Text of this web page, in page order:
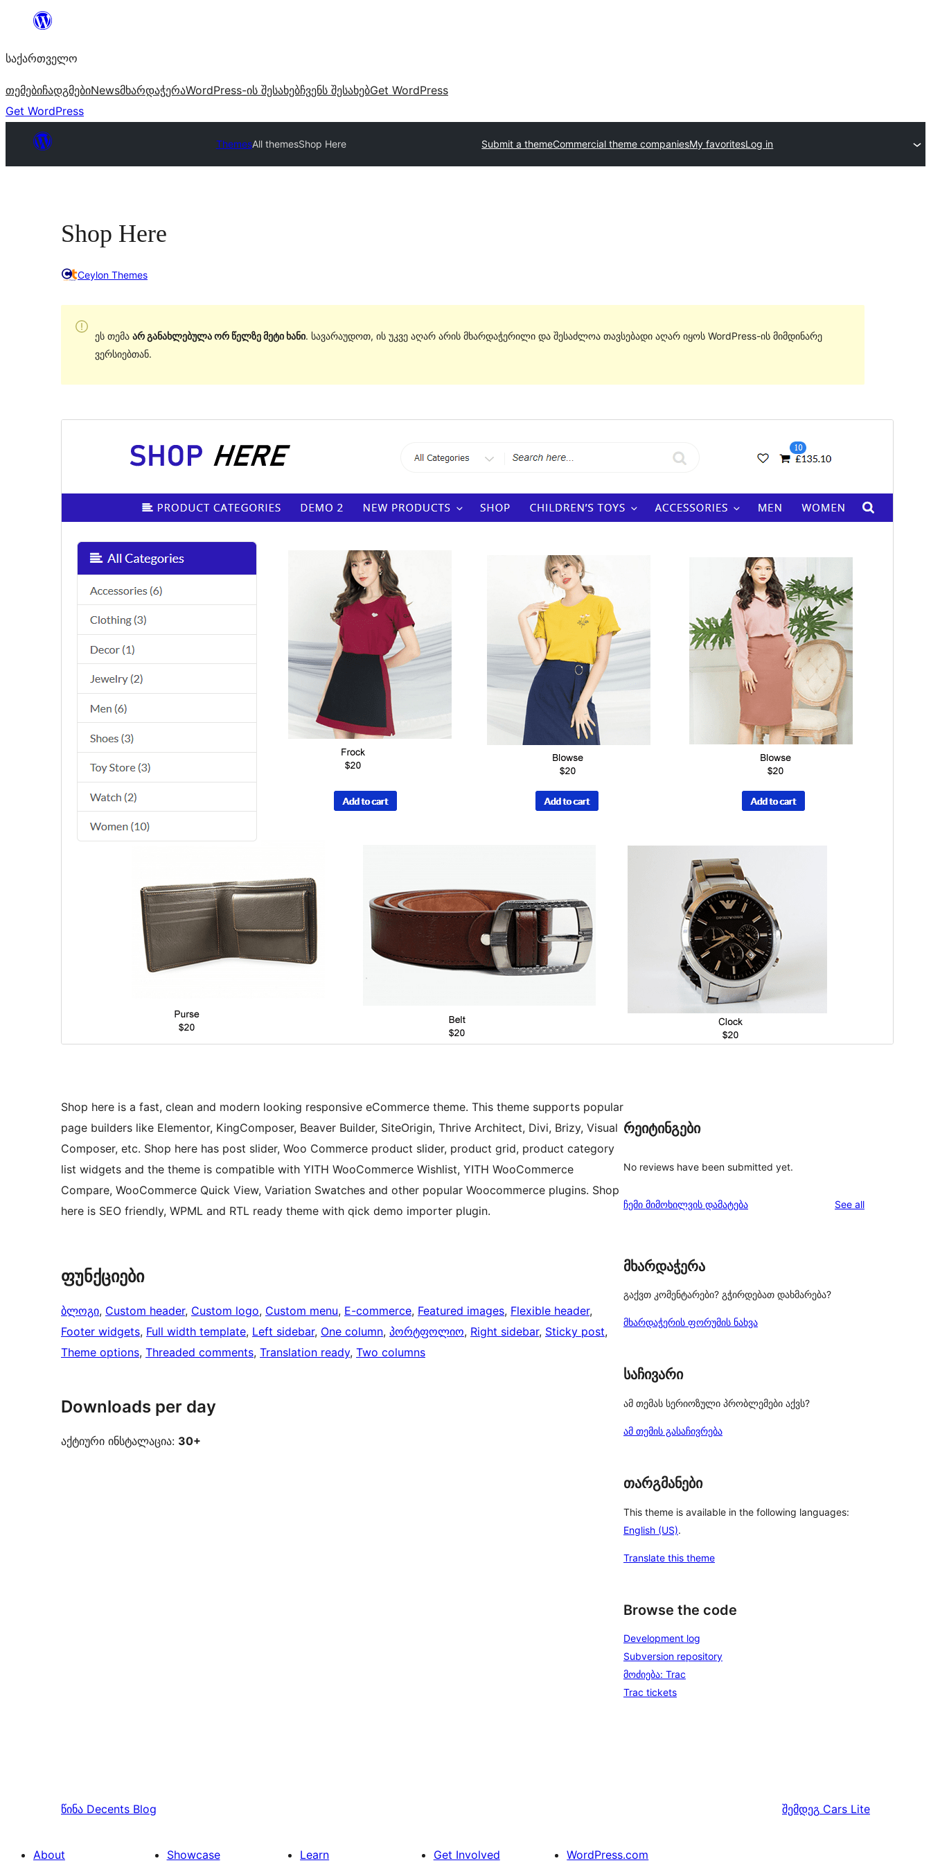
შიგთავსზე
საქართველო
თემებიჩადგმებიNewsმხარდაჭერაWordPress-ის შესახებჩვენს შესახებGet WordPress
Get WordPress
ThemesAll themesShop Here Submit a themeCommercial theme companiesMy favoritesLog in
Shop Here
Ceylon Themes
ეს თემა არ განახლებულა ორ წელზე მეტი ხანი. სავარაუდოთ, ის უკვე აღარ არის მხარდაჭერილი და შესაძლოა თავსებადი აღარ იყოს WordPress-ის მიმდინარე
ვერსიებთან.
5.6
Shop here is a fast, clean and modern looking responsive eCommerce theme. This theme supports popular
page builders like Elementor, KingComposer, Beaver Builder, SiteOrigin, Thrive Architect, Divi, Brizy, Visual
Composer, etc. Shop here has post slider, Woo Commerce product slider, product grid, product category
list widgets and the theme is compatible with YITH WooCommerce Wishlist, YITH WooCommerce
Compare, WooCommerce Quick View, Variation Swatches and other popular Woocommerce plugins. Shop
here is SEO friendly, WPML and RTL ready theme with qick demo importer plugin.
ფუნქციები
ბლოგი, Custom header, Custom logo, Custom menu, E-commerce, Featured images, Flexible header
Footer widgets, Full width template, Left sidebar, One column, პორტფოლიო, Right sidebar, Sticky post
Theme options, Threaded comments, Translation ready, Two columns
Downloads per day
აქტიური ინსტალაცია: 30+
რეიტინგები
No reviews have been submitted yet.
ჩემი მიმოხილვის დამატება See allreviews
მხარდაჭერა
გაქვთ კომენტარები? გჭირდებათ დახმარება?
მხარდაჭერის ფორუმის ნახვა
საჩივარი
ამ თემას სერიოზული პრობლემები აქვს?
ამ თემის გასაჩივრება
თარგმანები
This theme is available in the following languages:
English (US).
Translate this theme
Browse the code
Development log
Subversion repository
მოძიება: Trac
Trac tickets
წინა Decents Blog შემდეგ Cars Lite
About Showcase Learn Get Involved WordPress.com